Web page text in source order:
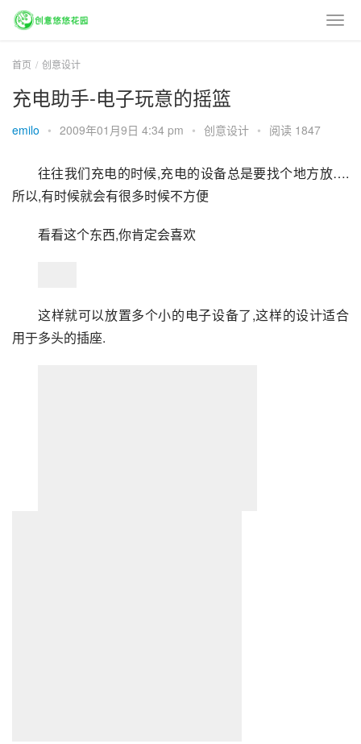
首页 创意设计
充电助手-电子玩意的摇篮
emilo • 2009年01月9日 4:34 pm • 创意设计 • 阅读 1847
往往我们充电的时候,充电的设备总是要找个地方放….
所以,有时候就会有很多时候不方便
看看这个东西,你肯定会喜欢
这样就可以放置多个小的电子设备了,这样的设计适合
用于多头的插座.